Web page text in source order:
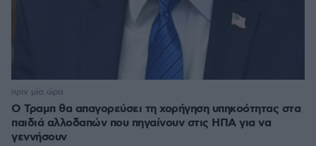
Ο Τραμπ θα απαγορεύσει τη χορήγηση υπηκοότητας στα
παιδιά αλλοδαπών που πηγαίνουν στις ΗΠΑ για να
γεννήσουν
πριν μία ώρα